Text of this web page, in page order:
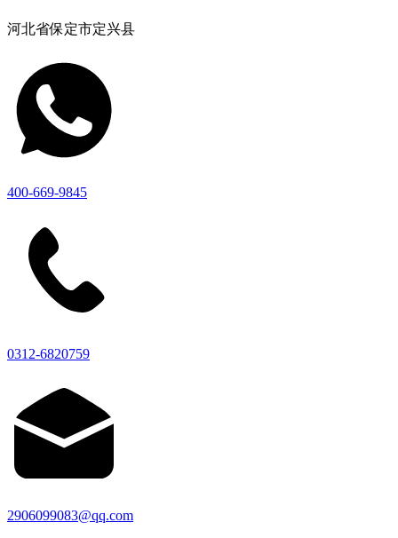
河北省保定市定兴县
400-669-9845
0312-6820759
2906099083@qq.com